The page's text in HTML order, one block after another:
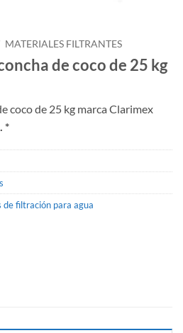
MATERIALES FILTRANTES
de coco de 25 kg
coco de 25 kg marca Clarimex
*
de filtración para agua